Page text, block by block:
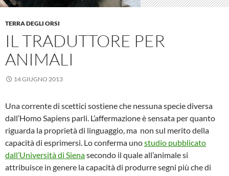
TERRA DEGLI ORSI
IL TRADUTTORE PER
ANIMALI
14 GIUGNO 2013
Una corrente di scettici sostiene che nessuna specie diversa
dall’Homo Sapiens parli. L’affermazione è sensata per quanto
riguarda la proprietà di linguaggio, ma non sul merito della
capacità di esprimersi. Lo conferma unostudio pubblicato
dall’Università di Sienasecondo il quale all’animale si
attribuisce in genere la capacità di produrre segni più che di